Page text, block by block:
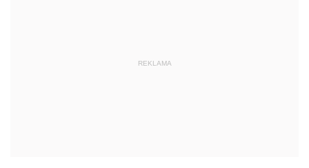
REKLAMA